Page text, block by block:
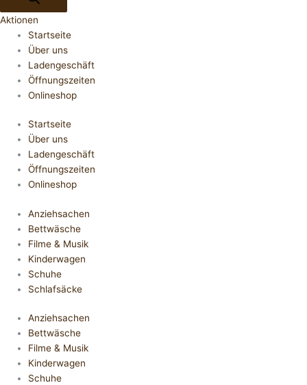
Aktionen
Startseite
Über uns
Ladengeschäft
Öffnungszeiten
Onlineshop
Startseite
Über uns
Ladengeschäft
Öffnungszeiten
Onlineshop
Anziehsachen
Bettwäsche
Filme & Musik
Kinderwagen
Schuhe
Schlafsäcke
Anziehsachen
Bettwäsche
Filme & Musik
Kinderwagen
Schuhe